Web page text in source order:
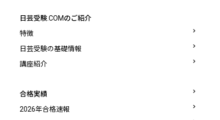
日芸受験.COMのご紹介
特徴
日芸受験の基礎情報
講座紹介
合格実績
2026年合格速報